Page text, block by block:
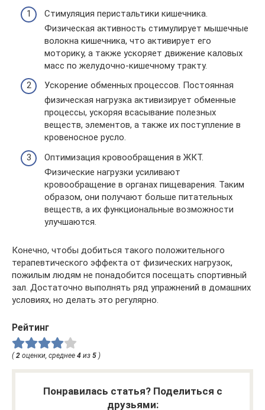
Стимуляция перистальтики кишечника.
Физическая активность стимулирует мышечные
волокна кишечника, что активирует его
моторику, а также ускоряет движение каловых
масс по желудочно-кишечному тракту.
Ускорение обменных процессов. Постоянная
физическая нагрузка активизирует обменные
процессы, ускоряя всасывание полезных
веществ, элементов, а также их поступление в
кровеносное русло.
Оптимизация кровообращения в ЖКТ.
Физические нагрузки усиливают
кровообращение в органах пищеварения. Таким
образом, они получают больше питательных
веществ, а их функциональные возможности
улучшаются.
Конечно, чтобы добиться такого положительного
терапевтического эффекта от физических нагрузок,
пожилым людям не понадобится посещать спортивный
зал. Достаточно выполнять ряд упражнений в домашних
условиях, но делать это регулярно.
Рейтинг
(2 оценки, среднее 4 из 5 )
Понравилась статья? Поделиться с
друзьями: